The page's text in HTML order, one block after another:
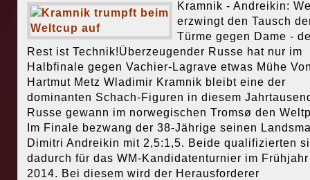
Kramnik - Andreikin:
erzwingt den Tausch
Türme gegen Dame -
Rest ist Technik!Überzeugender Russe hat nur im
Halbfinale gegen Vachier-Lagrave etwas Mühe
Hartmut Metz Wladimir Kramnik bleibt eine der
dominanten Schach-Figuren in diesem
Russe gewann im norwegischen Tromsø den
Im Finale bezwang der 38-Jährige seinen
Dimitri Andreikin mit 2,5:1,5. Beide qualifizierten
dadurch für das WM-Kandidatenturnier im Frühjahr
2014. Bei diesem wird der Herausforderer